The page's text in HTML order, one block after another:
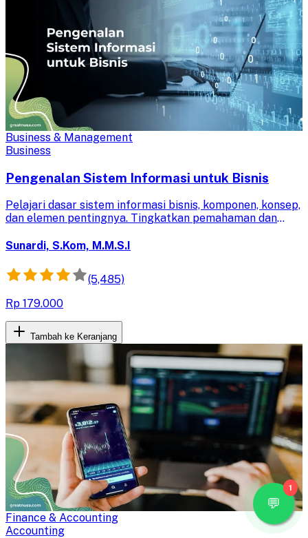
Business & Management
Business
Pengenalan Sistem Informasi untuk Bisnis
Pelajari dasar sistem informasi bisnis, komponen, konsep,
dan elemen pentingnya. Tingkatkan pemahaman dan
praktis ini.
Sunardi, S.Kom, M.M.S.I
(5,485)
Rp 179.000
Tambah ke Keranjang
Finance & Accounting
Accounting
1